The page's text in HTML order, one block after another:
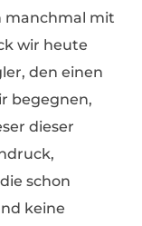
manchmal mit
wir heute
den einen
begegnen,
dieser
schon
keine